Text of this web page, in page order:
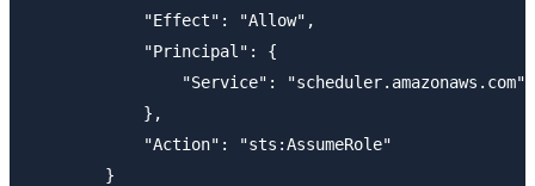
            "Effect": "Allow",
            "Principal": {
                "Service": "scheduler.amazonaws.com"
            },
            "Action": "sts:AssumeRole"
        }